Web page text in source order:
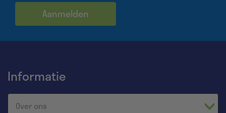
Aanmelden
Informatie
Over ons